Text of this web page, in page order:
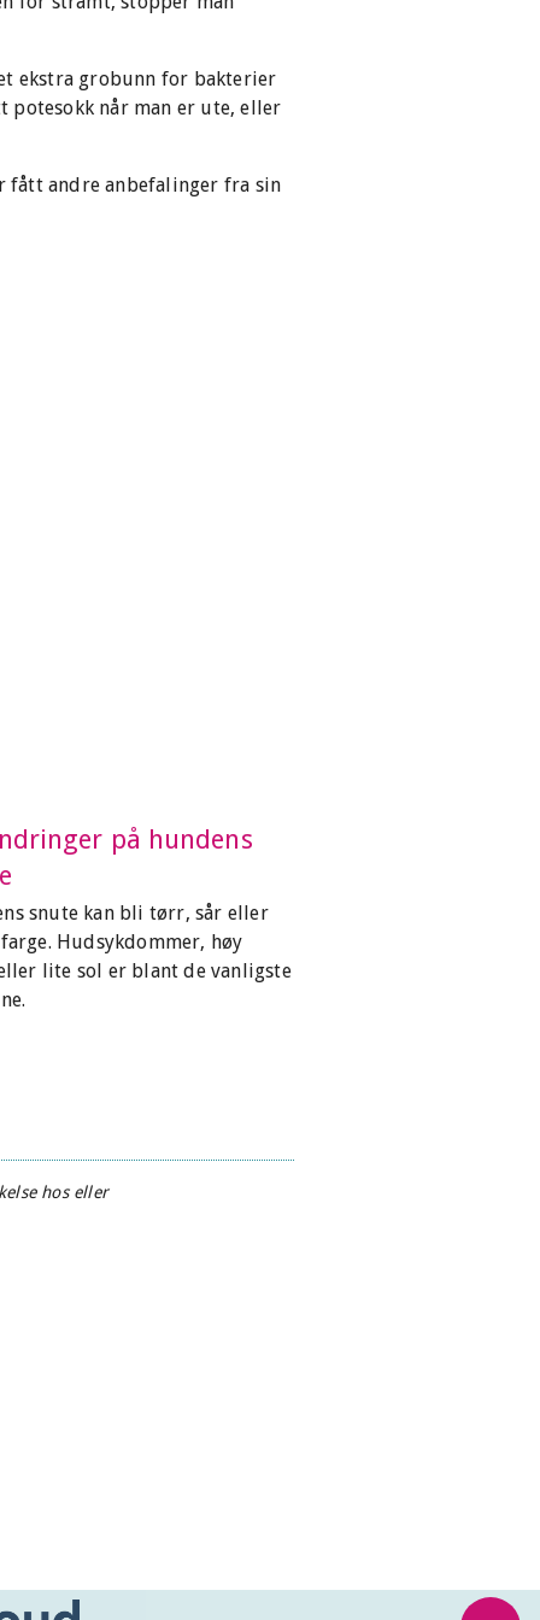
ekstra grobunn for bakterier
potesokk når man er ute, eller
fått andre anbefalinger fra sin
på hundens
snute kan bli tørr, sår eller
Hudsykdommer, høy
lite sol er blant de vanligste
hos eller